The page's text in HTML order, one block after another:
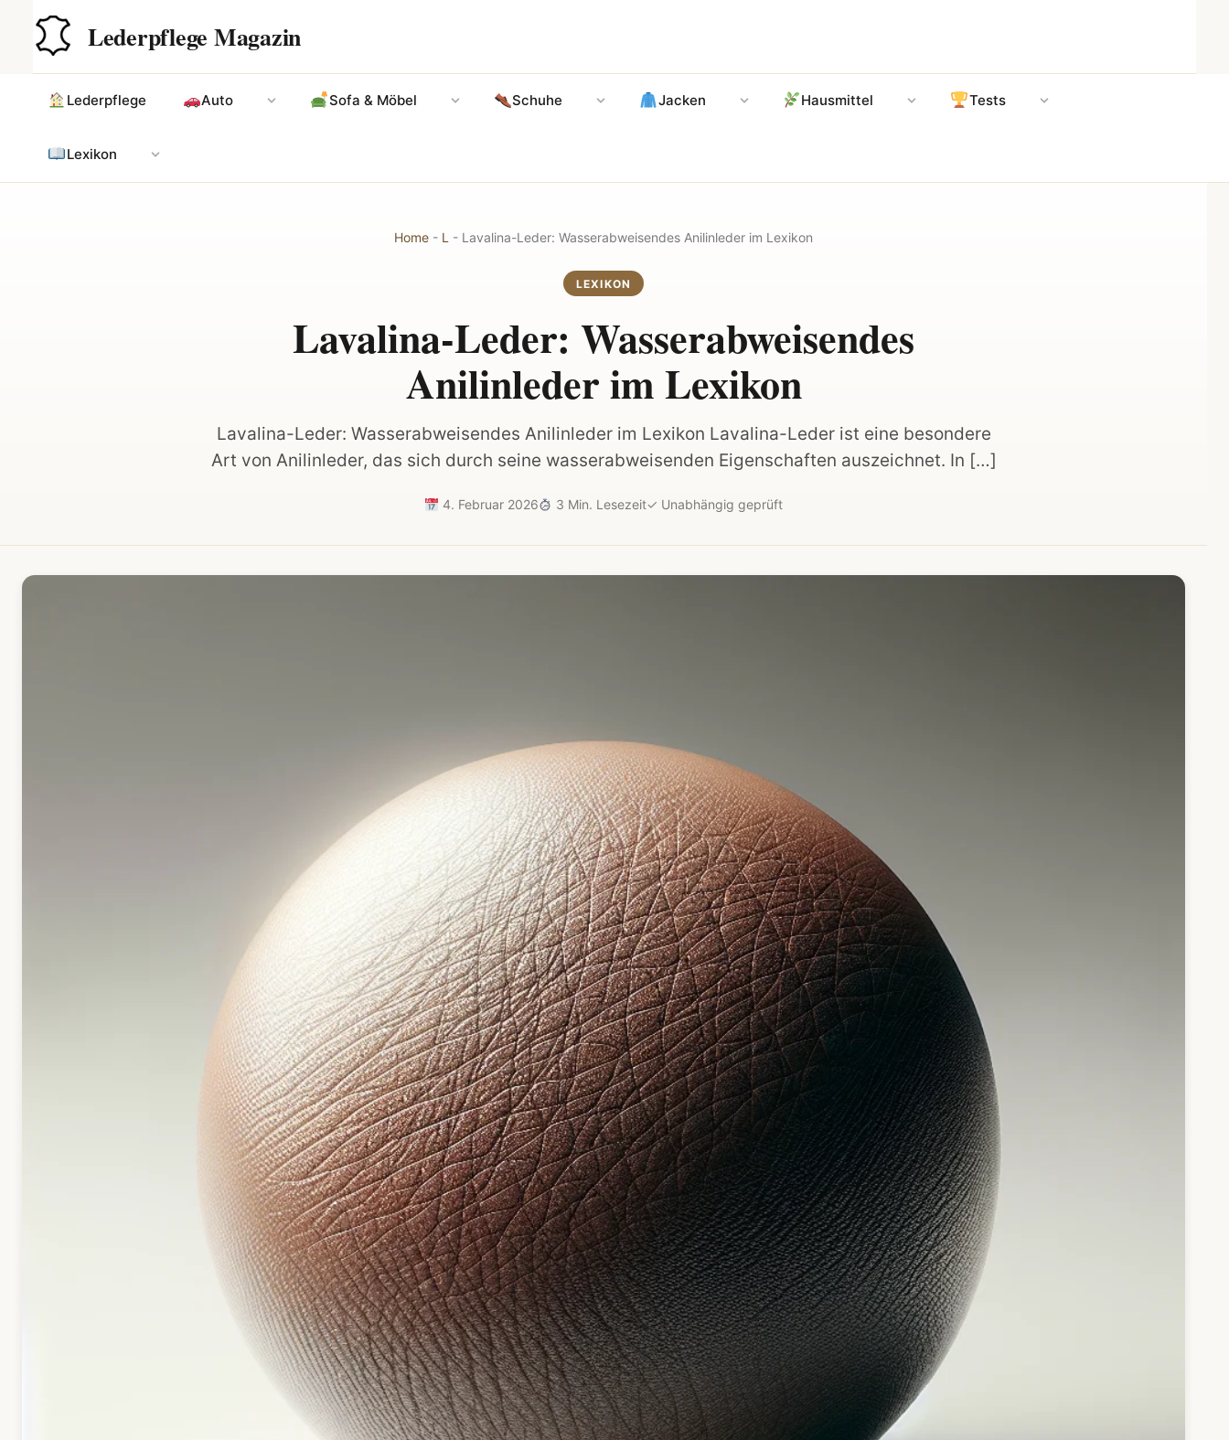
springen
Lederpflege Magazin
Lederpflege Auto Sofa & Möbel Schuhe Jacken Hausmittel Tests
Lexikon
Hauptinhalt
Home - L - Lavalina-Leder: Wasserabweisendes Anilinleder im Lexikon
LEXIKON
Lavalina-Leder: Wasserabweisendes
Anilinleder im Lexikon
Lavalina-Leder: Wasserabweisendes Anilinleder im Lexikon Lavalina-Leder ist eine besondere
Art von Anilinleder, das sich durch seine wasserabweisenden Eigenschaften auszeichnet. In […]
4. Februar 2026 3 Min. Lesezeit✓ Unabhängig geprüft